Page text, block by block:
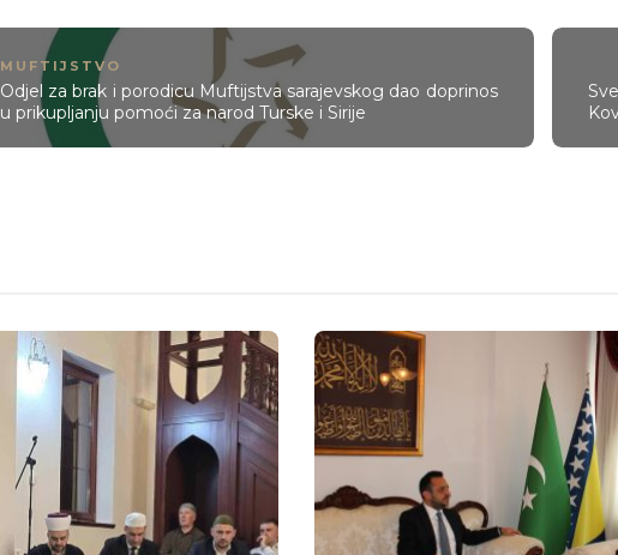
MUFTIJSTVO
Odjel za brak i porodicu Muftijstva sarajevskog dao doprinos
u prikupljanju pomoći za narod Turske i Sirije